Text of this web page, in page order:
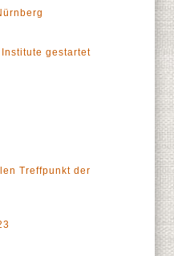
Institute gestartet
Treffpunkt der